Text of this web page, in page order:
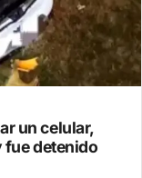
un celular,
fue detenido